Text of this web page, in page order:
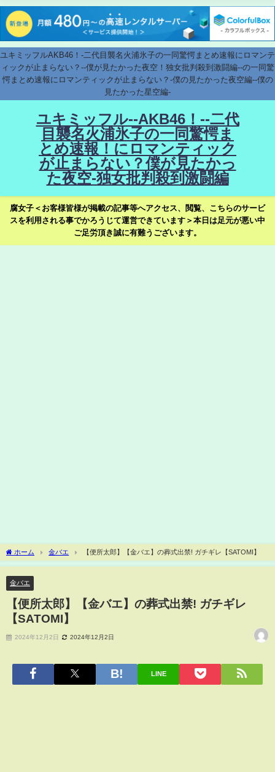
ユキミッフルAKB46！-二代目襲名火浦氷子の一同驚愕まとめ速報にロマンテ
ィックが止まらない？--僕が見たかった夜空！独女批判殺到激闘編--の一同驚
愕まとめ速報にロマンティックが止まらない？-僕の見たかった夜空編--僕の
見たかった星空編-
ユキミッフル--AKB46！--二代
目襲名火浦氷子の一同驚愕ま
とめ速報！にロマンティック
が止まらない？僕が見たかっ
た夜空-独女批判殺到激闘編
腐女子＜お客様皆様が掲載の記事等へアクセス、閲覧、こちらのサービ
スを利用される事でかろうじて運営できています＞本日は足元が悪い中
ご足労頂き誠に有難うございます。
ホーム 金バエ 【便所太郎】【金バエ】の葬式出禁! ガチギレ【SATOMI】
金バエ
【便所太郎】【金バエ】の葬式出禁! ガチギレ
【SATOMI】
2024年12月2日 2024年12月2日
LINE